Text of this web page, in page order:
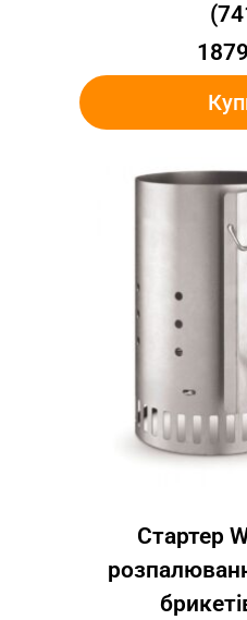
1879
Стартер